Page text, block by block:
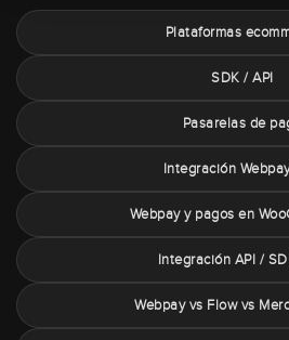
Plataformas
SDK / API
Pasarelas de
Integración
Webpay y pagos en
Integración API /
Webpay vs Flow vs